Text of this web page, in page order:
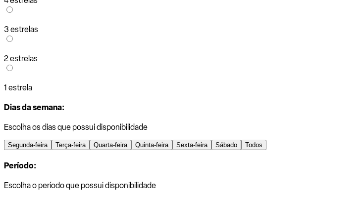
3 estrelas
2 estrelas
1 estrela
Dias da semana:
Escolha os dias que possui disponibilidade
Segunda-feira Terça-feira Quarta-feira Quinta-feira Sexta-feira Sábado Todos
Período:
Escolha o período que possui disponibilidade